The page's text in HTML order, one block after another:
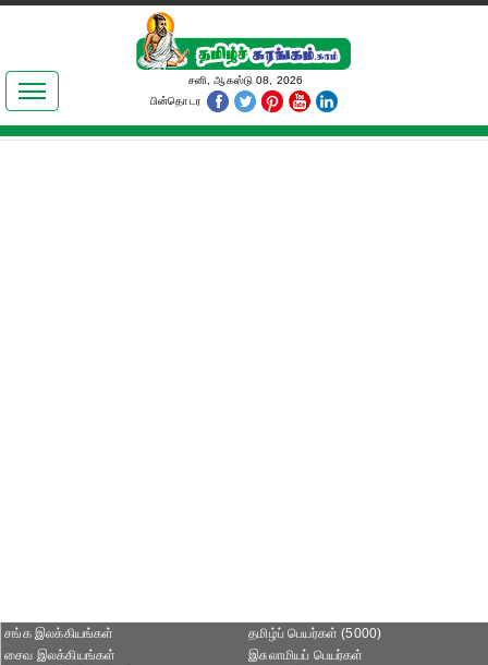
இலக்கியங்கள்
தமிழ் உலகம்
சனி, ஆகஸ்டு 08, 2026
பின்தொடர
சங்க இலக்கியங்கள்
சைவ இலக்கியங்கள்
தமிழ்ப் பெயர்கள் (5000)
இசுலாமியப் பெயர்கள்